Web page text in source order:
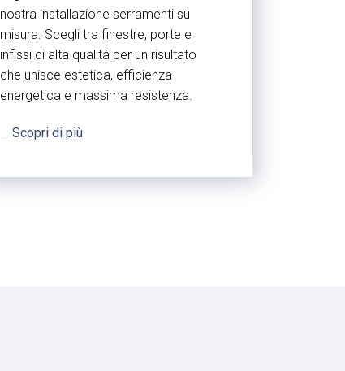
nostra installazione serramenti su
misura. Scegli tra finestre, porte e
infissi di alta qualità per un risultato
che unisce estetica, efficienza
energetica e massima resistenza.
Scopri di più